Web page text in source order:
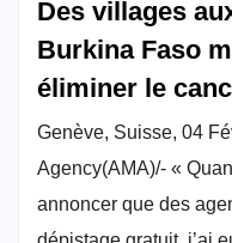
Des villages
Burkina Faso
éliminer le
Genève, Suisse, 04
Agency(AMA)/- «
annoncer que des